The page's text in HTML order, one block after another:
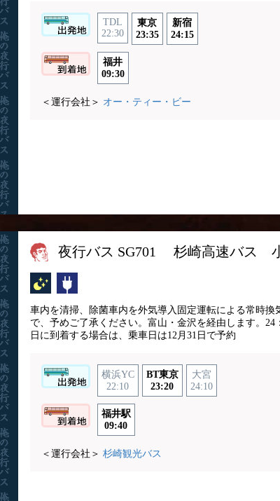
TDL
22:30
東京
23:35
新宿
24:15
福井
09:30
＜運行会社＞ オー・ティー・ビー
夜行バス SG701 杉崎高速バス
夜行バス
車内を清掃、除菌車内を外気導入固定運転による常時
で、予めご了承ください。富山・金沢を経由します。
日に到着する場合は、乗車日は12月31日で予約
横浜YC
22:10
BT東京
23:20
大宮
24:10
福井駅
09:40
＜運行会社＞ 杉崎観光バス